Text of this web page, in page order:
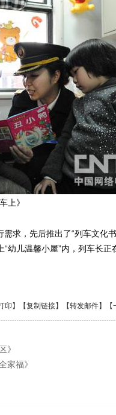
上》
，先后推出了“列车文化书
幼儿温馨小屋”内，列车长正
印 】【复制链接】【转发邮件】
》
家福》